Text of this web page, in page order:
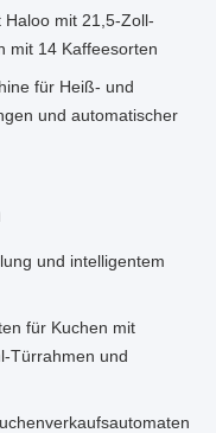
mit 21,5-Zoll-
mit 14 Kaffeesorten
für Heiß- und
und automatischer
und intelligentem
für Kuchen mit
Türrahmen und